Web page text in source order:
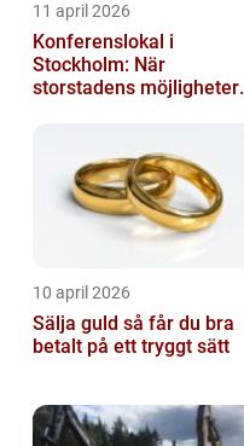
11 april 2026
Konferenslokal i
Stockholm: När
storstadens möjligheter
10 april 2026
Sälja guld så får du bra
betalt på ett tryggt sätt